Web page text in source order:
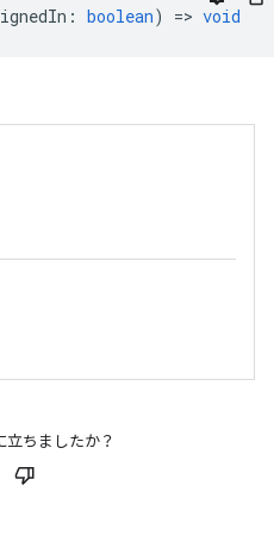
: boolean) => void
立ちましたか？